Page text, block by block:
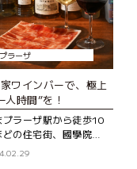
ラーザ
ワインバーで、極上
人時間”を！
プラーザ駅から徒歩10
の住宅街、國學院大
先にある「トリニティ